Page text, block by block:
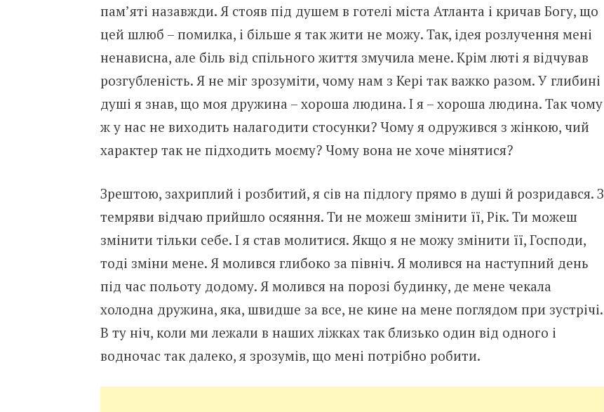
пам’яті назавжди. Я стояв під душем в готелі міста Атланта і кричав Богу, що
цей шлюб – помилка, і більше я так жити не можу. Так, ідея розлучення мені
ненависна, але біль від спільного життя змучила мене. Крім люті я відчував
розгубленість. Я не міг зрозуміти, чому нам з Кері так важко разом. У глибині
душі я знав, що моя дружина – хороша людина. І я – хороша людина. Так чому
ж у нас не виходить налагодити стосунки? Чому я одружився з жінкою, чий
характер так не підходить моєму? Чому вона не хоче мінятися?
Зрештою, захриплий і розбитий, я сів на підлогу прямо в душі й розридався. З
темряви відчаю прийшло осяяння. Ти не можеш змінити її, Рік. Ти можеш
змінити тільки себе. І я став молитися. Якщо я не можу змінити її, Господи,
тоді зміни мене. Я молився глибоко за північ. Я молився на наступний день
під час польоту додому. Я молився на порозі будинку, де мене чекала
холодна дружина, яка, швидше за все, не кине на мене поглядом при зустрічі.
В ту ніч, коли ми лежали в наших ліжках так близько один від одного і
водночас так далеко, я зрозумів, що мені потрібно робити.